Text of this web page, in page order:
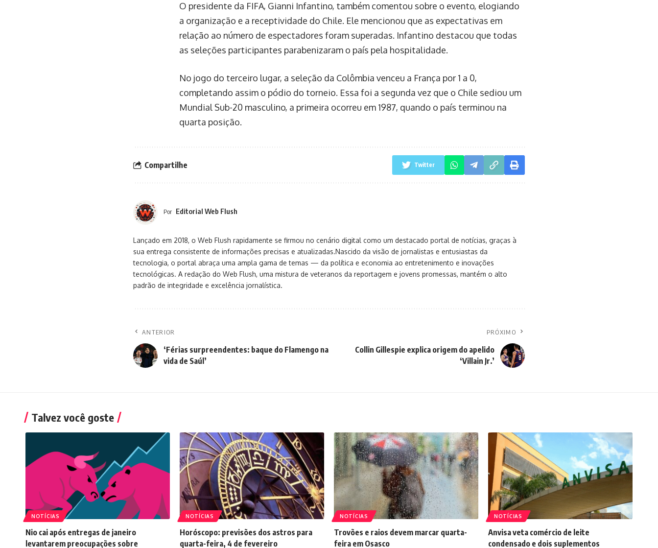
O presidente da FIFA, Gianni Infantino, também comentou sobre o evento, elogiando
a organização e a receptividade do Chile. Ele mencionou que as expectativas em
relação ao número de espectadores foram superadas. Infantino destacou que todas
as seleções participantes parabenizaram o país pela hospitalidade.
No jogo do terceiro lugar, a seleção da Colômbia venceu a França por 1 a 0,
completando assim o pódio do torneio. Essa foi a segunda vez que o Chile sediou um
Mundial Sub-20 masculino, a primeira ocorreu em 1987, quando o país terminou na
quarta posição.
Compartilhe Twitter
Por Editorial Web Flush
Lançado em 2018, o Web Flush rapidamente se firmou no cenário digital como um destacado portal de notícias, graças à
sua entrega consistente de informações precisas e atualizadas.Nascido da visão de jornalistas e entusiastas da
tecnologia, o portal abraça uma ampla gama de temas — da política e economia ao entretenimento e inovações
tecnológicas. A redação do Web Flush, uma mistura de veteranos da reportagem e jovens promessas, mantém o alto
padrão de integridade e excelência jornalística.
ANTERIOR
‘Férias surpreendentes: baque do Flamengo na
vida de Saúl’
PRÓXIMO
Collin Gillespie explica origem do apelido
‘Villain Jr.’
Talvez você goste
NOTÍCIAS
Nio cai após entregas de janeiro
levantarem preocupações sobre
NOTÍCIAS
Horóscopo: previsões dos astros para
quarta-feira, 4 de fevereiro
NOTÍCIAS
Trovões e raios devem marcar quarta-
feira em Osasco
NOTÍCIAS
Anvisa veta comércio de leite
condensado e dois suplementos